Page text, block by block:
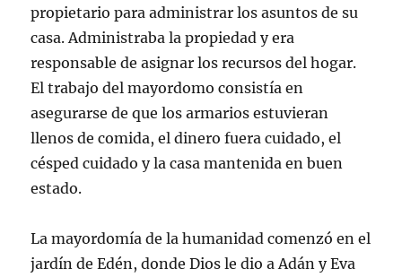
propietario para administrar los asuntos de su
casa. Administraba la propiedad y era
responsable de asignar los recursos del hogar.
El trabajo del mayordomo consistía en
asegurarse de que los armarios estuvieran
llenos de comida, el dinero fuera cuidado, el
césped cuidado y la casa mantenida en buen
estado.
La mayordomía de la humanidad comenzó en el
jardín de Edén, donde Dios le dio a Adán y Eva